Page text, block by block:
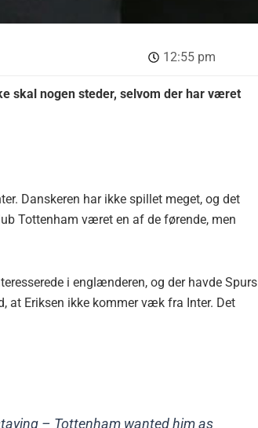
12:55 pm
skal nogen steder, selvom der har været
Danskeren har ikke spillet meget, og det
Tottenham været en af de førende, men
i englænderen, og der havde Spurs
at Eriksen ikke kommer væk fra Inter. Det
– Tottenham wanted him as